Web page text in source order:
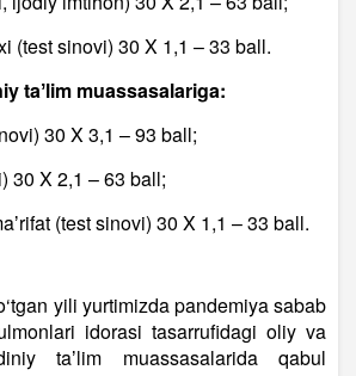
(test sinovi) 30 X 1,1 – 33 ball.
taʼlim muassasalariga:
30 X 3,1 – 93 ball;
30 X 2,1 – 63 ball;
(test sinovi) 30 X 1,1 – 33 ball.
yili yurtimizda pandemiya sabab
idorasi tasarrufidagi oliy va
taʼlim muassasalarida qabul